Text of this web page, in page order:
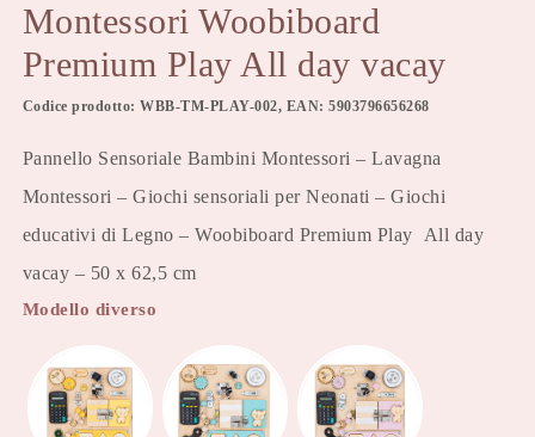
Montessori Woobiboard
Premium Play All day vacay
Codice prodotto: WBB-TM-PLAY-002, EAN: 5903796656268
Pannello Sensoriale Bambini Montessori – Lavagna
Montessori – Giochi sensoriali per Neonati – Giochi
educativi di Legno – Woobiboard Premium Play All day
vacay – 50 x 62,5 cm
Modello diverso